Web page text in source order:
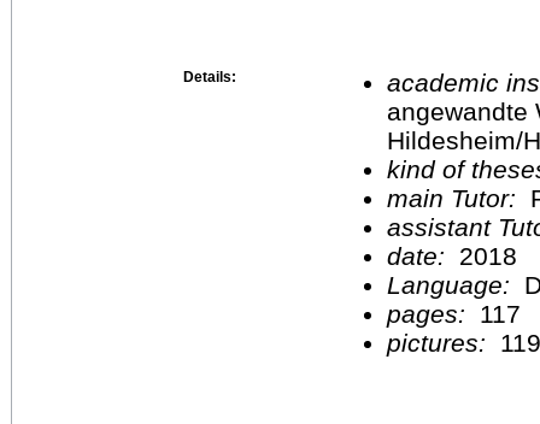
Details:
academic
angewandte
Hildesheim/
kind of
main Tutor:
assistant
date:
2018
Language:
pages:
117
pictures:
119